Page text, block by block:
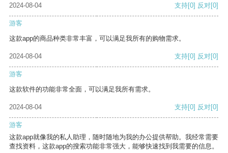
2024-08-04 支持[0] 反对[0]
游客
这款app的商品种类非常丰富，可以满足我所有的购物需求。
2024-08-04 支持[0] 反对[0]
游客
这款软件的功能非常全面，可以满足我所有需求。
2024-08-04 支持[0] 反对[0]
游客
这款app就像我的私人助理，随时随地为我的办公提供帮助。我经常需要
查找资料，这款app的搜索功能非常强大，能够快速找到我需要的信息。